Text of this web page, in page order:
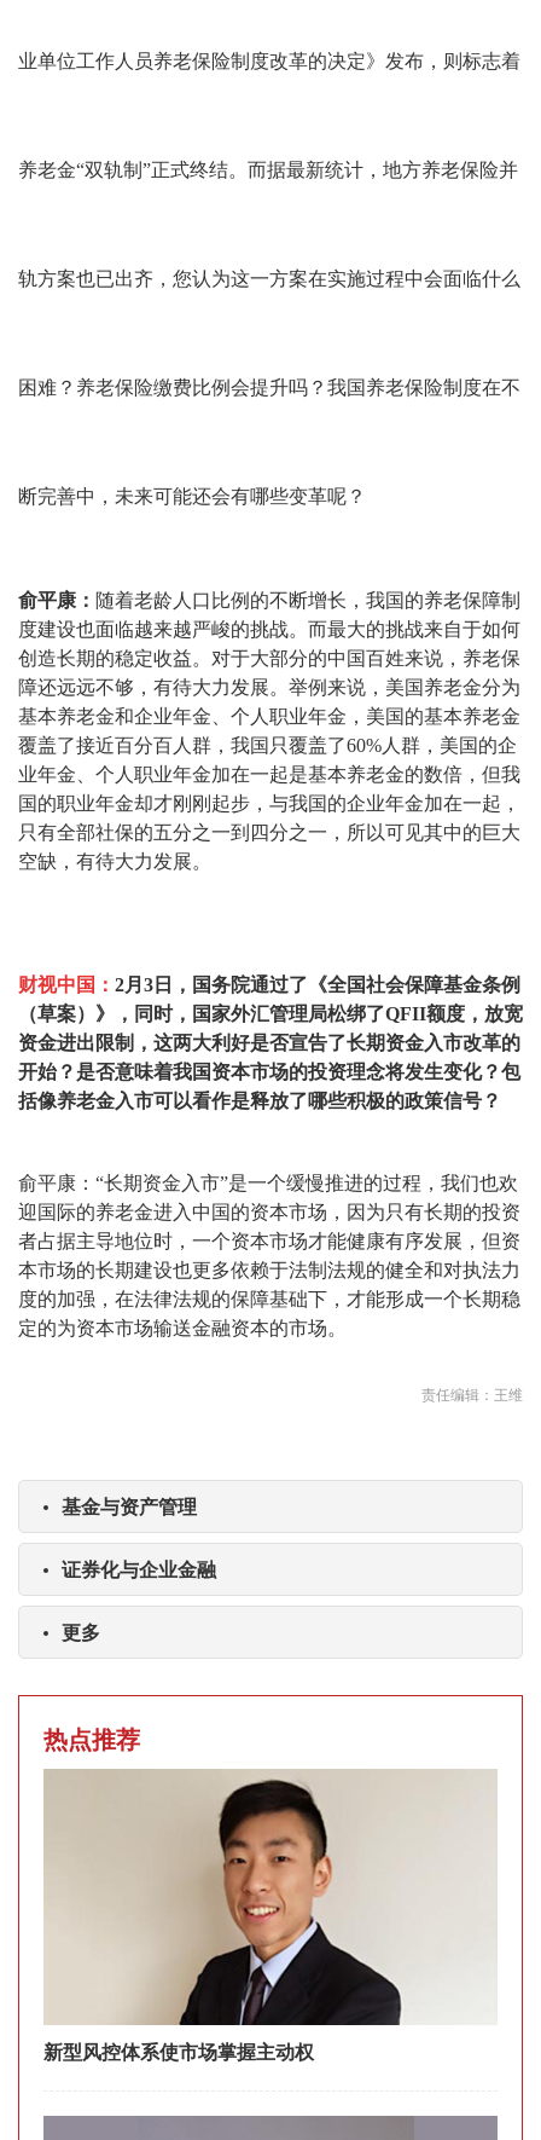
业单位工作人员养老保险制度改革的决定》发布，则标志着
养老金“双轨制”正式终结。而据最新统计，地方养老保险并
轨方案也已出齐，您认为这一方案在实施过程中会面临什么
困难？养老保险缴费比例会提升吗？我国养老保险制度在不
断完善中，未来可能还会有哪些变革呢？
俞平康： 随着老龄人口比例的不断增长，我国的养老保障制
度建设也面临越来越严峻的挑战。而最大的挑战来自于如何
创造长期的稳定收益。对于大部分的中国百姓来说，养老保
障还远远不够，有待大力发展。举例来说，美国养老金分为
基本养老金和企业年金、个人职业年金，美国的基本养老金
覆盖了接近百分百人群，我国只覆盖了60%人群，美国的企
业年金、个人职业年金加在一起是基本养老金的数倍，但我
国的职业年金却才刚刚起步，与我国的企业年金加在一起，
只有全部社保的五分之一到四分之一，所以可见其中的巨大
空缺，有待大力发展。
财视中国： 2月3日，国务院通过了《全国社会保障基金条例
（草案）》，同时，国家外汇管理局松绑了QFII额度，放宽
资金进出限制，这两大利好是否宣告了长期资金入市改革的
开始？是否意味着我国资本市场的投资理念将发生变化？包
括像养老金入市可以看作是释放了哪些积极的政策信号？
俞平康：“长期资金入市”是一个缓慢推进的过程，我们也欢
迎国际的养老金进入中国的资本市场，因为只有长期的投资
者占据主导地位时，一个资本市场才能健康有序发展，但资
本市场的长期建设也更多依赖于法制法规的健全和对执法力
度的加强，在法律法规的保障基础下，才能形成一个长期稳
定的为资本市场输送金融资本的市场。
责任编辑：王维
基金与资产管理
证券化与企业金融
更多
热点推荐
新型风控体系使市场掌握主动权